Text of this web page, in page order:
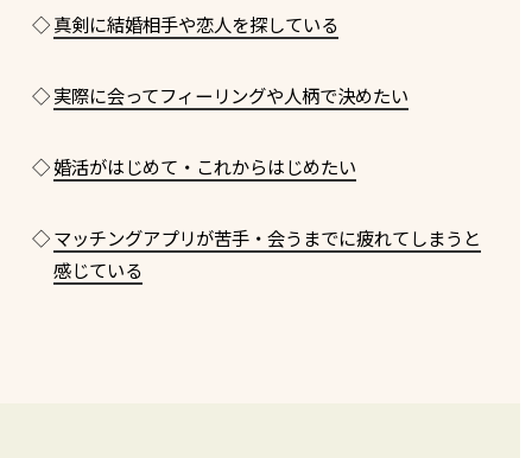
◇真剣に結婚相手や恋人を探している
◇実際に会ってフィーリングや人柄で決めたい
◇婚活がはじめて・これからはじめたい
◇マッチングアプリが苦手・会うまでに疲れてしまうと
感じている